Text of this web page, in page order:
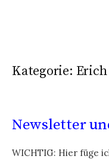
Kategorie:
Newsletter
WICHTIG: Hier füge